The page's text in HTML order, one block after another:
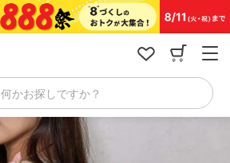
何かお探しですか？